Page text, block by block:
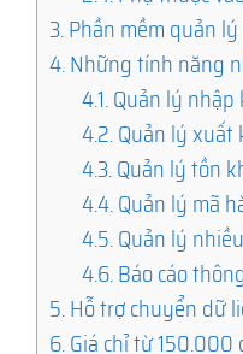
3.Phần mềm quản
4.Những tính năng
4.1.Quản lý nhập
4.2.Quản lý xuất
4.3.Quản lý tồn
4.4.Quản lý mã
4.5.Quản lý
4.6.Báo cáo
5.Hỗ trợ chuyển dữ
6.Giá chỉ từ